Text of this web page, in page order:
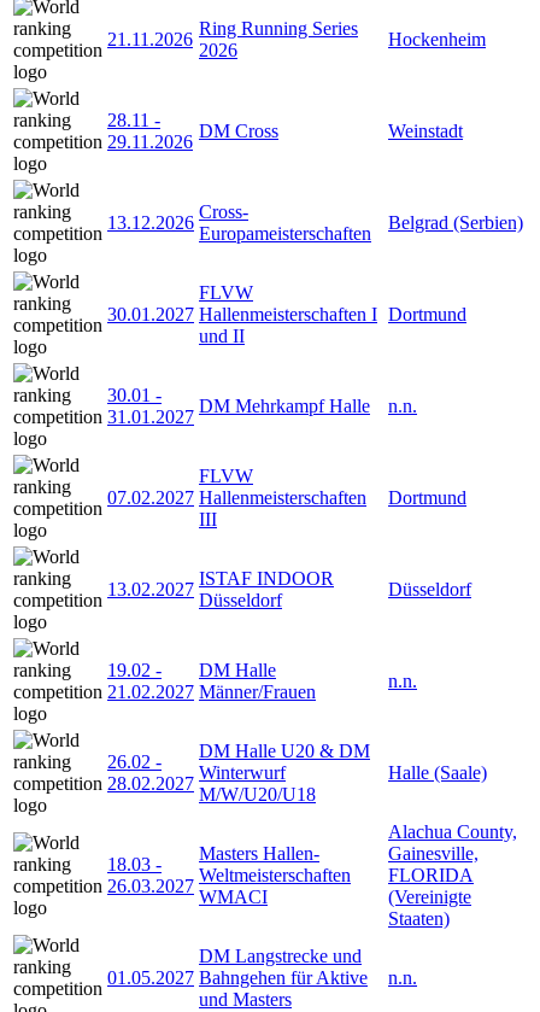
21.11.2026
Ring Running Series
2026
Hockenheim
28.11 -
29.11.2026
DM Cross Weinstadt
13.12.2026
Cross-
Europameisterschaften
Belgrad (Serbien)
30.01.2027
FLVW
Hallenmeisterschaften I
und II
Dortmund
30.01 -
31.01.2027
DM Mehrkampf Halle n.n.
07.02.2027
FLVW
Hallenmeisterschaften
III
Dortmund
13.02.2027
ISTAF INDOOR
Düsseldorf
Düsseldorf
19.02 -
21.02.2027
DM Halle
Männer/Frauen
n.n.
26.02 -
28.02.2027
DM Halle U20 & DM
Winterwurf
M/W/U20/U18
Halle (Saale)
18.03 -
26.03.2027
Masters Hallen-
Weltmeisterschaften
WMACI
Alachua County,
Gainesville,
FLORIDA
(Vereinigte
Staaten)
01.05.2027
DM Langstrecke und
Bahngehen für Aktive
und Masters
n.n.